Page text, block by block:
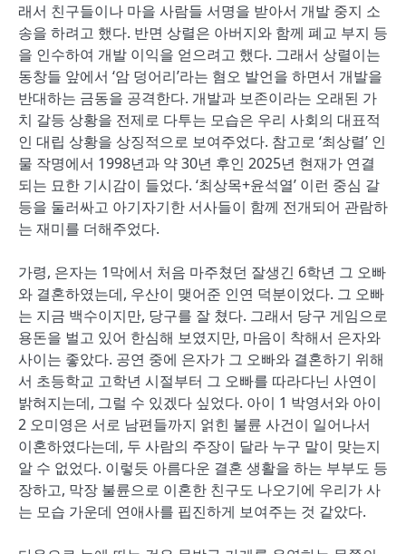
래서 친구들이나 마을 사람들 서명을 받아서 개발 중지 소
송을 하려고 했다. 반면 상렬은 아버지와 함께 폐교 부지 등
을 인수하여 개발 이익을 얻으려고 했다. 그래서 상렬이는
동창들 앞에서 ‘암 덩어리’라는 혐오 발언을 하면서 개발을
반대하는 금동을 공격한다. 개발과 보존이라는 오래된 가
치 갈등 상황을 전제로 다투는 모습은 우리 사회의 대표적
인 대립 상황을 상징적으로 보여주었다. 참고로 ‘최상렬’ 인
물 작명에서 1998년과 약 30년 후인 2025년 현재가 연결
되는 묘한 기시감이 들었다. ‘최상목+윤석열’ 이런 중심 갈
등을 둘러싸고 아기자기한 서사들이 함께 전개되어 관람하
는 재미를 더해주었다.
가령, 은자는 1막에서 처음 마주쳤던 잘생긴 6학년 그 오빠
와 결혼하였는데, 우산이 맺어준 인연 덕분이었다. 그 오빠
는 지금 백수이지만, 당구를 잘 쳤다. 그래서 당구 게임으로
용돈을 벌고 있어 한심해 보였지만, 마음이 착해서 은자와
사이는 좋았다. 공연 중에 은자가 그 오빠와 결혼하기 위해
서 초등학교 고학년 시절부터 그 오빠를 따라다닌 사연이
밝혀지는데, 그럴 수 있겠다 싶었다. 아이 1 박영서와 아이
2 오미영은 서로 남편들까지 얽힌 불륜 사건이 일어나서
이혼하였다는데, 두 사람의 주장이 달라 누구 말이 맞는지
알 수 없었다. 이렇듯 아름다운 결혼 생활을 하는 부부도 등
장하고, 막장 불륜으로 이혼한 친구도 나오기에 우리가 사
는 모습 가운데 연애사를 핍진하게 보여주는 것 같았다.